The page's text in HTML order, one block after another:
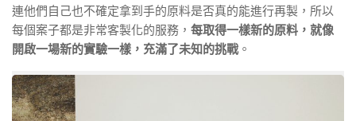
連他們自己也不確定拿到手的原料是否真的能進行再製，所以
每個案子都是非常客製化的服務， 每取得一樣新的原料，就像
開啟一場新的實驗一樣，充滿了未知的挑戰。